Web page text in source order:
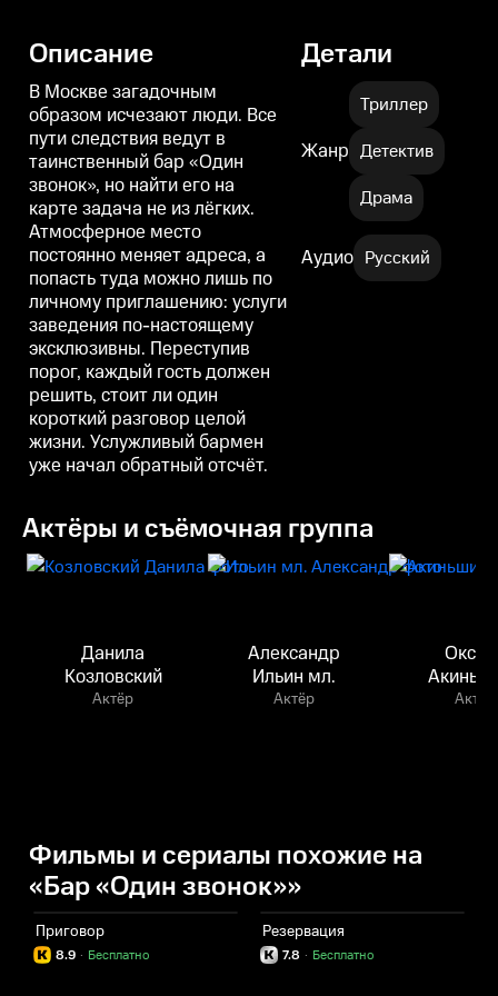
Описание
В Москве загадочным
образом исчезают люди. Все
пути следствия ведут в
таинственный бар «Один
звонок», но найти его на
карте задача не из лёгких.
Атмосферное место
постоянно меняет адреса, а
попасть туда можно лишь по
личному приглашению: услуги
заведения по-настоящему
эксклюзивны. Переступив
порог, каждый гость должен
решить, стоит ли один
короткий разговор целой
жизни. Услужливый бармен
уже начал обратный отсчёт.
Детали
Жанр
Триллер
Детектив
Драма
Аудио Русский
Актёры и съёмочная группа
Данила
Козловский
Актёр
Александр
Ильин мл.
Актёр Актёр
Фильмы и сериалы похожие на
«Бар «Один звонок»»
Приговор
8.9 Бесплатно
·
Резервация
7.8 Бесплатно
·